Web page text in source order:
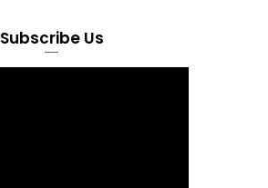
Subscribe Us